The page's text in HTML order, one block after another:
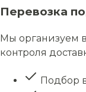
Перевозка
Мы организуем
контроля
Подбор